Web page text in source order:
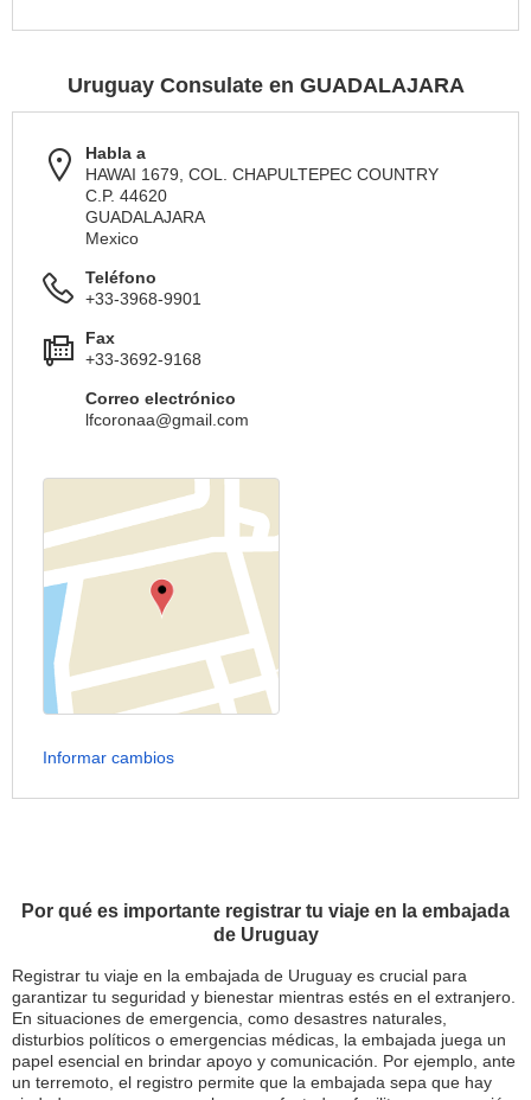
Por qué es importante registrar tu viaje en la embajada
de Uruguay
Registrar tu viaje en la embajada de Uruguay es crucial para
garantizar tu seguridad y bienestar mientras estés en el extranjero.
En situaciones de emergencia, como desastres naturales,
disturbios políticos o emergencias médicas, la embajada juega un
papel esencial en brindar apoyo y comunicación. Por ejemplo, ante
un terremoto, el registro permite que la embajada sepa que hay
Uruguay Consulate en GUADALAJARA
Habla a
HAWAI 1679, COL. CHAPULTEPEC COUNTRY
C.P. 44620
GUADALAJARA
Mexico
Teléfono
+33-3968-9901
Fax
+33-3692-9168
Correo electrónico
lfcoronaa@gmail.com
Informar cambios